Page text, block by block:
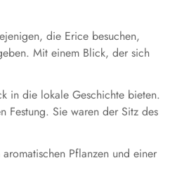
die Erice besuchen,
Mit einem Blick, der sich
in die lokale Geschichte bieten.
Festung. Sie waren der Sitz des
Pflanzen und einer